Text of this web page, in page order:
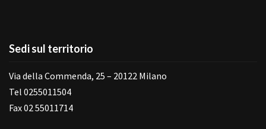
Sedi sul territorio
Via della Commenda, 25 – 20122 Milano
Tel 0255011504
Fax 02 55011714